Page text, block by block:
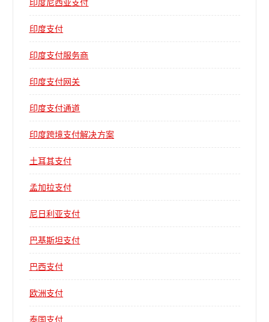
印度支付
印度支付服务商
印度支付网关
印度支付通道
印度跨境支付解决方案
土耳其支付
孟加拉支付
尼日利亚支付
巴基斯坦支付
巴西支付
欧洲支付
泰国支付